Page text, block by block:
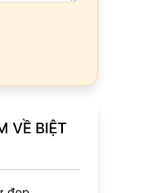
VỀ BIỆT